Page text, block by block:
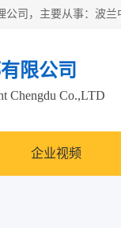
限公司
Chengdu Co.,LTD
企业视频